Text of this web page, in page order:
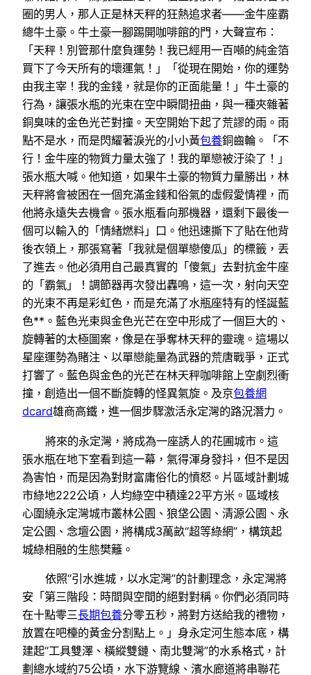
圈的男人，那人正是林天秤的狂熱追求者——金牛座霸
總牛土豪。牛土豪一腳踢開咖啡館的門，大聲宣布：
「天秤！別管那什麼負運勢！我已經用一百噸的純金箔
買下了今天所有的壞運氣！」「從現在開始，你的運勢
由我主宰！我的金錢，就是你的正面能量！」牛土豪的
行為，讓張水瓶的光束在空中瞬間扭曲，與一種夾雜著
銅臭味的金色光芒對撞。天空開始下起了荒謬的雨。雨
點不是水，而是閃耀著淚光的小小黃包養銅齒輪。「不
行！金牛座的物質力量太強了！我的單戀被汙染了！」
張水瓶大喊。他知道，如果牛土豪的物質力量勝出，林
天秤將會被困在一個充滿金錢和俗氣的虛假愛情裡，而
他將永遠失去機會。張水瓶看向那機器，還剩下最後一
個可以輸入的「情緒燃料」口。他迅速撕下了貼在他背
後衣領上，那張寫著「我就是個單戀傻瓜」的標籤，丟
了進去。他必須用自己最真實的「傻氣」去對抗金牛座
的「霸氣」！調節器再次發出轟鳴，這一次，射向天空
的光束不再是彩虹色，而是充滿了水瓶座特有的怪誕藍
色**。藍色光束與金色光芒在空中形成了一個巨大的、
旋轉著的太極圖案，像是在爭奪林天秤的靈魂。這場以
星座運勢為賭注、以單戀能量為武器的荒唐戰爭，正式
打響了。藍色與金色的光芒在林天秤咖啡館上空劇烈衝
撞，創造出一個不斷旋轉的怪異氣旋。及京包養網
dcard雄商高鐵，進一個步驟激活永定灣的路況潛力。
將來的永定灣，將成為一座誘人的花圃城市。這
張水瓶在地下室看到這一幕，氣得渾身發抖，但不是因
為害怕，而是因為對財富庸俗化的憤怒。片區域計劃城
市綠地222公頃，人均綠空中積達22平方米。區域核
心圍繞永定灣城市叢林公園、狼垡公園、清源公園、永
定公園、念壇公園，將構成3萬畝“超等綠網”，構筑起
城綠相融的生態樊籬。
依照“引水進城，以水定灣”的計劃理念，永定灣將
安「第三階段：時間與空間的絕對對稱。你們必須同時
在十點零三長期包養分零五秒，將對方送給我的禮物，
放置在吧檯的黃金分割點上。」身永定河生態本底，構
建起“工具雙澤、橫縱雙鏈、南北雙灣”的水系格式，計
劃總水域約75公頃，水下游覽線、濱水廊道將串聯花